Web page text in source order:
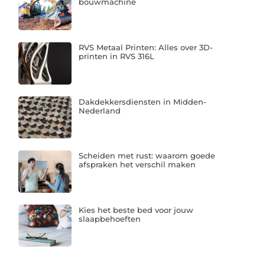
bouwmachine
RVS Metaal Printen: Alles over 3D-
printen in RVS 316L
Dakdekkersdiensten in Midden-
Nederland
Scheiden met rust: waarom goede
afspraken het verschil maken
Kies het beste bed voor jouw
slaapbehoeften